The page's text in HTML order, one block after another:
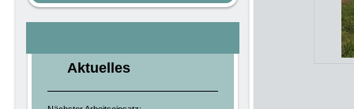
Aktuelles